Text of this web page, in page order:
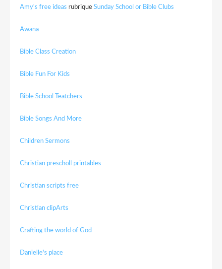
Amy's free ideas rubrique Sunday School or Bible Clubs
Awana
Bible Class Creation
Bible Fun For Kids
Bible School Teatchers
Bible Songs And More
Children Sermons
Christian prescholl printables
Christian scripts free
Christian clipArts
Crafting the world of God
Danielle's place